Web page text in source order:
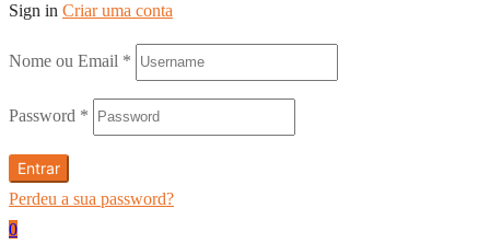
Sign in Criar uma conta
Nome ou Email *
Password *
Entrar
Perdeu a sua password?
0